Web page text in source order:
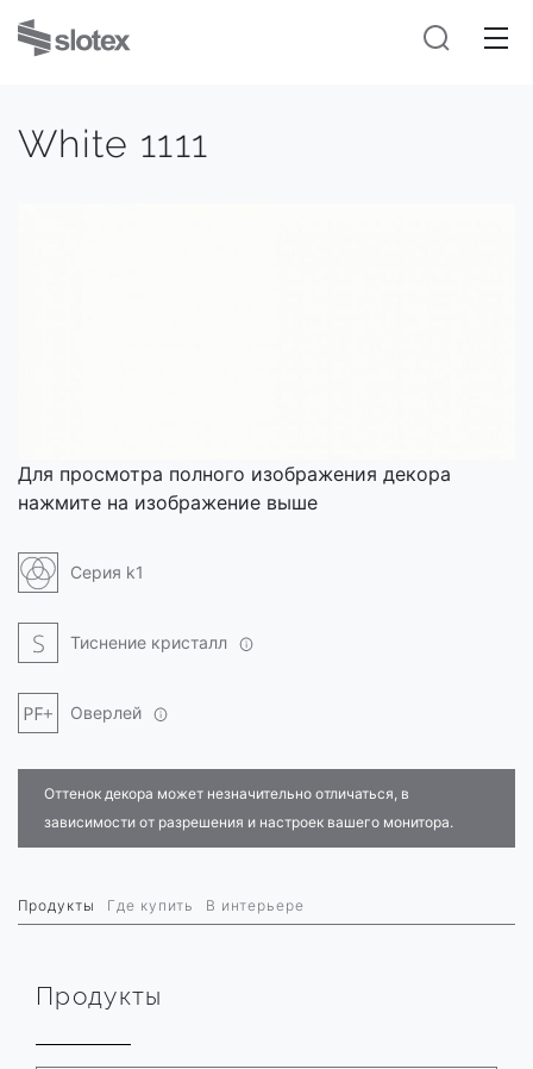
White 1111
Для просмотра полного изображения декора
нажмите на изображение выше
Серия k1
Тиснение кристалл
Оверлей
Оттенок декора может незначительно отличаться, в
зависимости от разрешения и настроек вашего монитора.
Продукты Где купить В интерьере
Продукты